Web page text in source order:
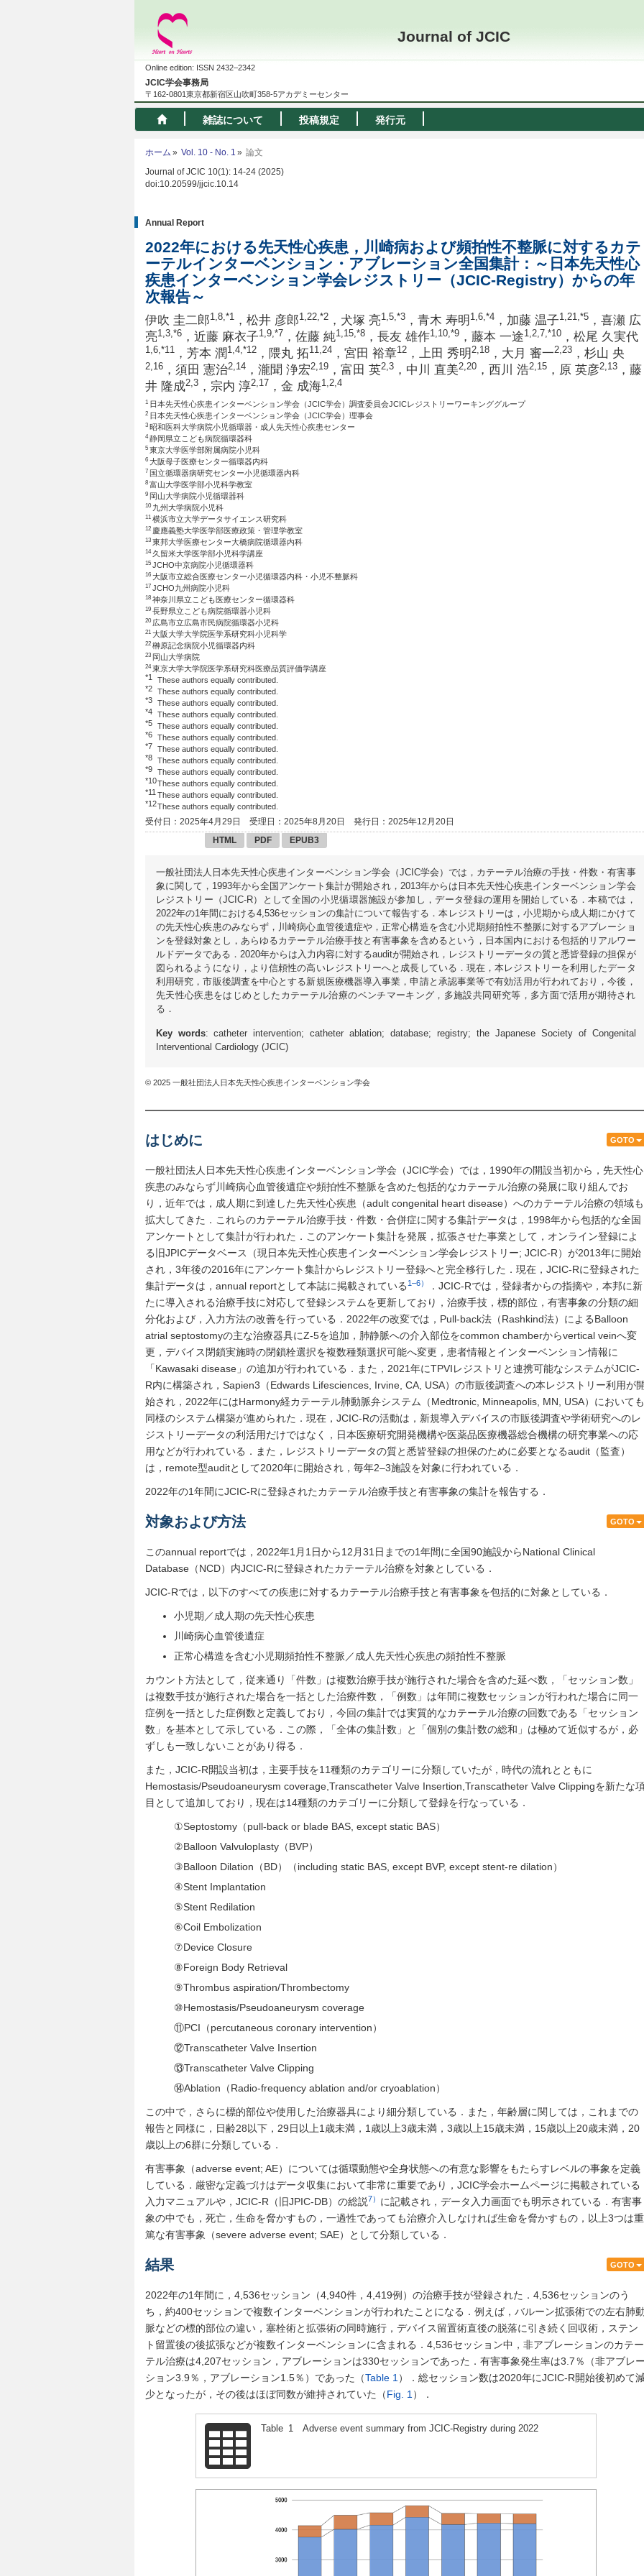
Journal of JCIC
Online edition: ISSN 2432–2342
JCIC学会事務局
〒162-0801東京都新宿区山吹町358-5アカデミーセンター
雑誌について 投稿規定 発行元
ホーム Vol. 10 - No. 1
論文
Journal of JCIC 10(1): 14-24 (2025)
doi:10.20599/jjcic.10.14
Annual Report
2022年における先天性心疾患，川崎病および頻拍性不整脈に対するカテ
ーテルインターベンション・アブレーション全国集計：～日本先天性心
疾患インターベンション学会レジストリー（JCIC-Registry）からの年
次報告～
伊吹 圭二郎1,8 ,*1 ，松井 彦郎1,22 ,*2 ，犬塚 亮1,5 ,*3 ，青木 寿明 1,6 ,*4 ，加藤 温子1,21 ,*5 ，喜瀬 広
亮1,3 ,*6 ，近藤 麻衣子1,9 ,*7 ，佐藤 純1,15 ,*8 ，長友 雄作1,10 ,*9 ，藤本 一途1,2,7 ,*10 ，松尾 久実代
1,6 ,*11 ，芳本 潤 1,4 ,*12 ，隈丸 拓11,24 ，宮田 裕章12 ，上田 秀明 2,18 ，大月 審一2,23 ，杉山 央
2,16 ，須田 憲治2,14 ，瀧聞 浄宏2,19 ，富田 英2,3 ，中川 直美2,20 ，西川 浩2,15 ，原 英彦2,13 ，藤
井 隆成2,3 ，宗内 淳2,17 ，金 成海1,2,4
1 日本先天性心疾患インターベンション学会（JCIC学会）調査委員会JCICレジストリーワーキンググループ
2 日本先天性心疾患インターベンション学会（JCIC学会）理事会
3 昭和医科大学病院小児循環器・成人先天性心疾患センター
4 静岡県立こども病院循環器科
5 東京大学医学部附属病院小児科
6 大阪母子医療センター循環器内科
7 国立循環器病研究センター小児循環器内科
8 富山大学医学部小児科学教室
9 岡山大学病院小児循環器科
10 九州大学病院小児科
11 横浜市立大学データサイエンス研究科
12 慶應義塾大学医学部医療政策・管理学教室
13 東邦大学医療センター大橋病院循環器内科
14 久留米大学医学部小児科学講座
15 JCHO中京病院小児循環器科
16 大阪市立総合医療センター小児循環器内科・小児不整脈科
17 JCHO九州病院小児科
18 神奈川県立こども医療センター循環器科
19 長野県立こども病院循環器小児科
20 広島市立広島市民病院循環器小児科
21 大阪大学大学院医学系研究科小児科学
22 榊原記念病院小児循環器内科
23 岡山大学病院
24 東京大学大学院医学系研究科医療品質評価学講座
*1
These authors equally contributed.
*2 These authors equally contributed.
*3 These authors equally contributed.
*4 These authors equally contributed.
*5 These authors equally contributed.
*6 These authors equally contributed.
*7 These authors equally contributed.
*8 These authors equally contributed.
*9 These authors equally contributed.
*10These authors equally contributed.
*11 These authors equally contributed.
*12These authors equally contributed.
受付日：2025年4月29日 受理日：2025年8月20日
発行日：2025年12月20日
HTML
PDF EPUB3
一般社団法人日本先天性心疾患インターベンション学会（JCIC学会）では，カテーテル治療の手技・件数・有害事
象に関して，1993年から全国アンケート集計が開始され，2013年からは日本先天性心疾患インターベンション学会
レジストリー（JCIC-R）として全国の小児循環器施設が参加し，データ登録の運用を開始している．本稿では，
2022年の1年間における4,536セッションの集計について報告する．本レジストリーは，小児期から成人期にかけて
の先天性心疾患のみならず，川崎病心血管後遺症や，正常心構造を含む小児期頻拍性不整脈に対するアブレーショ
ンを登録対象とし，あらゆるカテーテル治療手技と有害事象を含めるという，日本国内における包括的リアルワー
ルドデータである．2020年からは入力内容に対するauditが開始され，レジストリーデータの質と悉皆登録の担保が
図られるようになり，より信頼性の高いレジストリーへと成長している．現在，本レジストリーを利用したデータ
利用研究，市販後調査を中心とする新規医療機器導入事業，申請と承認事業等で有効活用が行われており，今後，
先天性心疾患をはじめとしたカテーテル治療のベンチマーキング，多施設共同研究等，多方面で活用が期待され
る．
Key words: catheter intervention; catheter ablation; database; registry; the Japanese Society of Congenital
Interventional Cardiology (JCIC)
© 2025 一般社団法人日本先天性心疾患インターベンション学会
GOTO
はじめに
一般社団法人日本先天性心疾患インターベンション学会（JCIC学会）では，1990年の開設当初から，先天性心
疾患のみならず川崎病心血管後遺症や頻拍性不整脈を含めた包括的なカテーテル治療の発展に取り組んでお
り，近年では，成人期に到達した先天性心疾患（adult congenital heart disease）へのカテーテル治療の領域も
拡大してきた．これらのカテーテル治療手技・件数・合併症に関する集計データは，1998年から包括的な全国
アンケートとして集計が行われた．このアンケート集計を発展，拡張させた事業として，オンライン登録によ
る旧JPICデータベース（現日本先天性心疾患インターベンション学会レジストリー; JCIC-R）が2013年に開始
され，3年後の2016年にアンケート集計からレジストリー登録へと完全移行した．現在，JCIC-Rに登録された
集計データは，annual reportとして本誌に掲載されている 1–6）
．JCIC-Rでは，登録者からの指摘や，本邦に新
たに導入される治療手技に対応して登録システムを更新しており，治療手技，標的部位，有害事象の分類の細
分化および，入力方法の改善を行っている．2022年の改変では，Pull-back法（Rashkind法）によるBalloon
atrial septostomyの主な治療器具にZ-5を追加，肺静脈への介入部位をcommon chamberからvertical veinへ変
更，デバイス閉鎖実施時の閉鎖栓選択を複数種類選択可能へ変更，患者情報とインターベンション情報に
「Kawasaki disease」の追加が行われている．また，2021年にTPVIレジストリと連携可能なシステムがJCIC-
R内に構築され，Sapien3（Edwards Lifesciences, Irvine, CA, USA）の市販後調査への本レジストリー利用が
始され，2022年にはHarmony経カテーテル肺動脈弁システム（Medtronic, Minneapolis, MN, USA）においても
同様のシステム構築が進められた．現在，JCIC-Rの活動は，新規導入デバイスの市販後調査や学術研究へのレ
ジストリーデータの利活用だけではなく，日本医療研究開発機構や医薬品医療機器総合機構の研究事業への応
用などが行われている．また，レジストリーデータの質と悉皆登録の担保のために必要となるaudit（監査）
は，remote型auditとして2020年に開始され，毎年2–3施設を対象に行われている．
2022年の1年間にJCIC-Rに登録されたカテーテル治療手技と有害事象の集計を報告する．
GOTO
対象および方法
このannual reportでは，2022年1月1日から12月31日までの1年間に全国90施設からNational Clinical
Database（NCD）内JCIC-Rに登録されたカテーテル治療を対象としている．
JCIC-Rでは，以下のすべての疾患に対するカテーテル治療手技と有害事象を包括的に対象としている．
小児期／成人期の先天性心疾患
川崎病心血管後遺症
正常心構造を含む小児期頻拍性不整脈／成人先天性心疾患の頻拍性不整脈
カウント方法として，従来通り「件数」は複数治療手技が施行された場合を含めた延べ数，「セッション数」
は複数手技が施行された場合を一括とした治療件数，「例数」は年間に複数セッションが行われた場合に同一
症例を一括とした症例数と定義しており，今回の集計では実質的なカテーテル治療の回数である「セッション
数」を基本として示している．この際，「全体の集計数」と「個別の集計数の総和」は極めて近似するが，必
ずしも一致しないことがあり得る．
また，JCIC-R開設当初は，主要手技を11種類のカテゴリーに分類していたが，時代の流れとともに
Hemostasis/Pseudoaneurysm coverage,Transcatheter Valve Insertion,Transcatheter Valve Clippingを新たな
目として追加しており，現在は14種類のカテゴリーに分類して登録を行なっている．
①Septostomy（pull-back or blade BAS, except static BAS）
②Balloon Valvuloplasty（BVP）
③Balloon Dilation（BD）（including static BAS, except BVP, except stent-re dilation）
④Stent Implantation
⑤Stent Redilation
⑥Coil Embolization
⑦Device Closure
⑧Foreign Body Retrieval
⑨Thrombus aspiration/Thrombectomy
⑩Hemostasis/Pseudoaneurysm coverage
⑪PCI（percutaneous coronary intervention）
⑫Transcatheter Valve Insertion
⑬Transcatheter Valve Clipping
⑭Ablation（Radio-frequency ablation and/or cryoablation）
この中で，さらに標的部位や使用した治療器具により細分類している．また，年齢層に関しては，これまでの
報告と同様に，日齢28以下，29日以上1歳未満，1歳以上3歳未満，3歳以上15歳未満，15歳以上20歳未満，20
歳以上の6群に分類している．
有害事象（adverse event; AE）については循環動態や全身状態への有意な影響をもたらすレベルの事象を定義
している．厳密な定義づけはデータ収集において非常に重要であり，JCIC学会ホームページに掲載されている
入力マニュアルや，JCIC-R（旧JPIC-DB）の総説7） に記載され，データ入力画面でも明示されている．有害事
象の中でも，死亡，生命を脅かすもの，一過性であっても治療介入しなければ生命を脅かすもの，以上3つは重
篤な有害事象（severe adverse event; SAE）として分類している．
GOTO
結果
2022年の1年間に，4,536セッション（4,940件，4,419例）の治療手技が登録された．4,536セッションのう
ち，約400セッションで複数インターベンションが行われたことになる．例えば，バルーン拡張術での左右肺
脈などの標的部位の違い，塞栓術と拡張術の同時施行，デバイス留置術直後の脱落に引き続く回収術，ステン
ト留置後の後拡張などが複数インターベンションに含まれる．4,536セッション中，非アブレーションのカテー
テル治療は4,207セッション，アブレーションは330セッションであった．有害事象発生率は3.7％（非アブレ
ション3.9％，アブレーション1.5％）であった（Table 1 ）．総セッション数は2020年にJCIC-R開始後初めて
少となったが，その後はほぼ同数が維持されていた（Fig. 1 ）．
Table 1 Adverse event summary from JCIC-Registry during 2022